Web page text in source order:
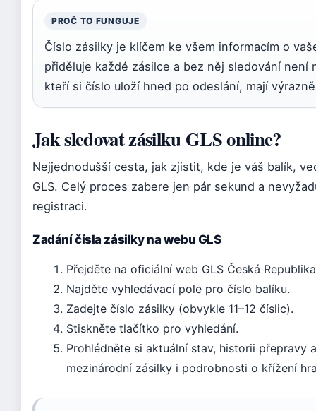
PROČ TO FUNGUJE
Číslo zásilky je klíčem ke všem informacím o
přiděluje každé zásilce a bez něj sledování není
kteří si číslo uloží hned po odeslání, mají
Jak sledovat zásilku GLS online?
Nejjednodušší cesta, jak zjistit, kde je váš balík,
GLS. Celý proces zabere jen pár sekund a
registraci.
Zadání čísla zásilky na webu GLS
Přejděte na oficiální web GLS Česká
Najděte vyhledávací pole pro číslo balíku.
Zadejte číslo zásilky (obvykle 11–12 číslic).
Stiskněte tlačítko pro vyhledání.
Prohlédněte si aktuální stav, historii přepravy
mezinárodní zásilky i podrobnosti o křížení